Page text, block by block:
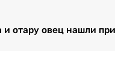
и отару овец нашли